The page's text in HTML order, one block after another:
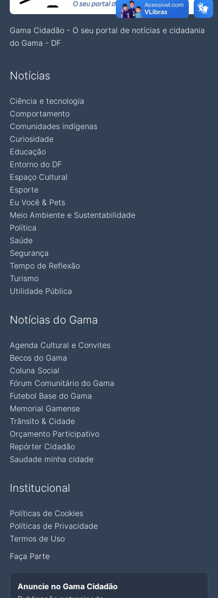
Gama Cidadão - O seu portal de notícias e cidadania
do Gama - DF
Notícias
Ciência e tecnologia
Comportamento
Comunidades indígenas
Curiosidade
Educação
Entorno do DF
Espaço Cultural
Esporte
Eu Você & Pets
Meio Ambiente e Sustentabilidade
Política
Saúde
Segurança
Tempo de Reflexão
Turismo
Utilidade Pública
Notícias do Gama
Agenda Cultural e Convites
Becos do Gama
Coluna Social
Fórum Comunitário do Gama
Futebol Base do Gama
Memorial Gamense
Trânsito & Cidade
Orçamento Participativo
Repórter Cidadão
Saudade minha cidade
Institucional
Políticas de Cookies
Políticas de Privacidade
Termos de Uso
Faça Parte
Anuncie no Gama Cidadão